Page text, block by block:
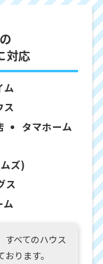
対応
ム
ス
タマホーム
ズ)
ス
ム
すべてのハウス
ります。